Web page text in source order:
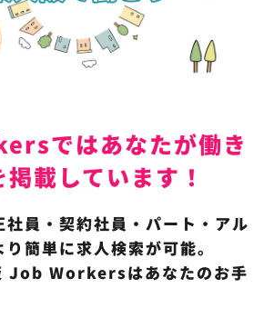
ではあなたが働き
載しています！
社員・契約社員・パート・アル
簡単に求人検索が可能。
Job Workersはあなたのお手